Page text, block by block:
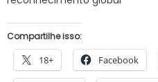
Compartilhe isso:
18+ Facebook